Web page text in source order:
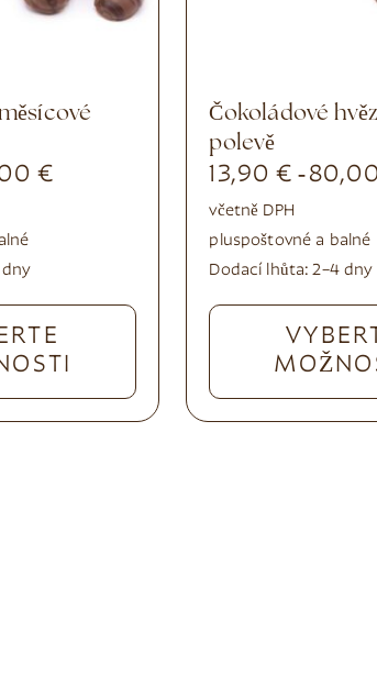
€
dny
čokoládové hvězdy v
polevě
13,90€ - 80,00
včetně DPH
pluspoštovné a balné
Dodací lhůta:2–4 dny